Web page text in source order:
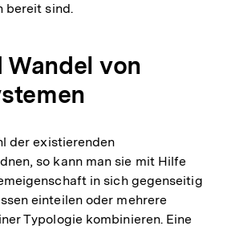
bereit sind.
Wandel von
der existierenden
so kann man sie mit Hilfe
in sich gegenseitig
einteilen oder mehrere
Typologie kombinieren. Eine